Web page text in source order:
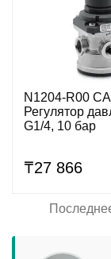
N1204-R00
Регулятор
G1/4, 10 бар
₸27 866